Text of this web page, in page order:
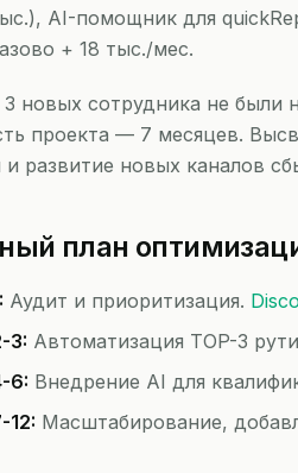
AI-помощник для
+ 18 тыс./мес.
3 новых сотрудника не были
проекта — 7 месяцев.
и развитие новых каналов
план
Аудит и приоритизация.
3: Автоматизация TOP-3
6: Внедрение AI для
12: Масштабирование,